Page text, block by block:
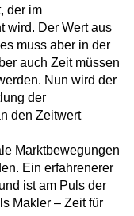
der im
wird. Der Wert aus
muss aber in der
auch Zeit müssen
Nun wird der
der
den Zeitwert
Marktbewegungen
Ein erfahrenerer
ist am Puls der
Makler – Zeit für